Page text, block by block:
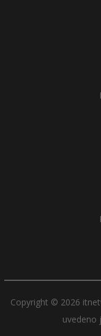
Copyright © 2026
uvedeno